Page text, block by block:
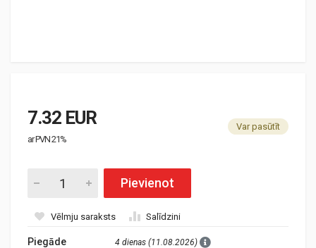
7.32 EUR
ar PVN 21%
Var pasūtīt
Pievienot
Vēlmju saraksts Salīdzini
Piegāde 4 dienas (11.08.2026)